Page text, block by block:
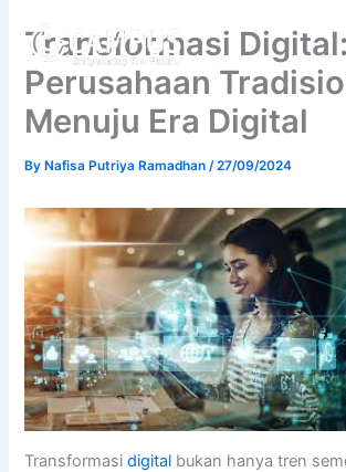
content
Transformasi
Perusahaan
Menuju Era Digital
ByNafisa Putriya Ramadhan/27/09/2024
Transformasidigital bukan hanya tren